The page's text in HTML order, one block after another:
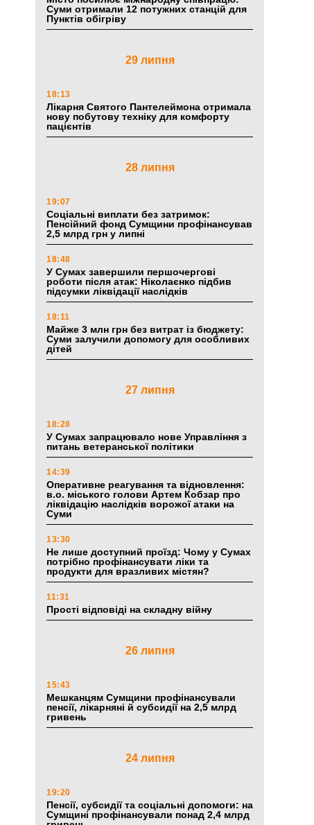
Суми отримали 12 потужних станцій для
Пунктів обігріву
29 липня
18:13
Лікарня Святого Пантелеймона отримала
нову побутову техніку для комфорту
пацієнтів
28 липня
19:07
Соціальні виплати без затримок:
Пенсійний фонд Сумщини профінансував
2,5 млрд грн у липні
18:48
У Сумах завершили першочергові
роботи після атак: Ніколаєнко підбив
підсумки ліквідації наслідків
18:11
Майже 3 млн грн без витрат із бюджету:
Суми залучили допомогу для особливих
дітей
27 липня
18:28
У Сумах запрацювало нове Управління з
питань ветеранської політики
14:39
Оперативне реагування та відновлення:
в.о. міського голови Артем Кобзар про
ліквідацію наслідків ворожої атаки на
Суми
13:30
Не лише доступний проїзд: Чому у Сумах
потрібно профінансувати ліки та
продукти для вразливих містян?
11:31
Прості відповіді на складну війну
26 липня
15:43
Мешканцям Сумщини профінансували
пенсії, лікарняні й субсидії на 2,5 млрд
гривень
24 липня
19:20
Пенсії, субсидії та соціальні допомоги: на
Сумщині профінансували понад 2,4 млрд